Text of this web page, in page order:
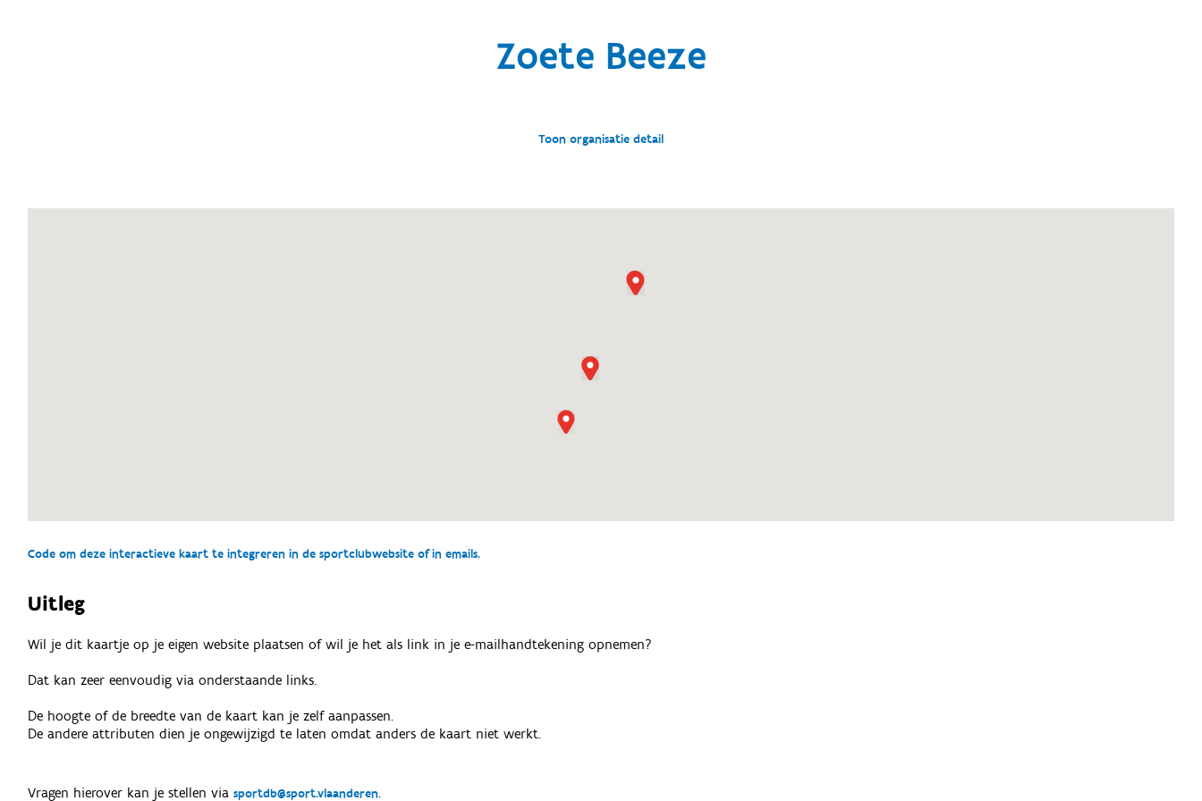
Zoete Beeze
Toon organisatie detail
Code om deze interactieve kaart te integreren in de sportclubwebsite of in emails.
Uitleg
Wil je dit kaartje op je eigen website plaatsen of wil je het als link in je e-mailhandtekening opnemen?
Dat kan zeer eenvoudig via onderstaande links.
De hoogte of de breedte van de kaart kan je zelf aanpassen.
De andere attributen dien je ongewijzigd te laten omdat anders de kaart niet werkt.
Vragen hierover kan je stellen viasportdb@sport.vlaanderen.